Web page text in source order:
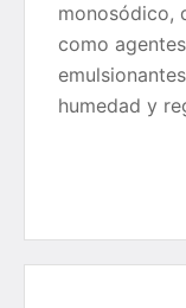
monosódico,
como
humedad y